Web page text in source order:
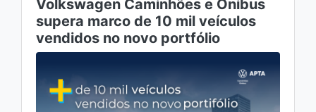
Volkswagen Caminhões e Ônibus
supera marco de 10 mil veículos
vendidos no novo portfólio